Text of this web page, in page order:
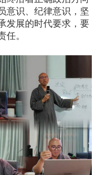
意识、纪律意识，坚
发展的时代要求，要
任。